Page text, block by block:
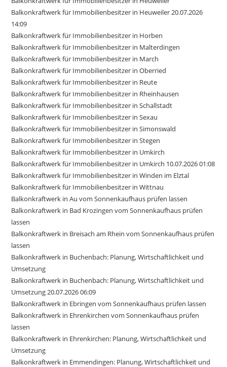
Balkonkraftwerk für Immobilienbesitzer in Heuweiler 20.07.2026
14:09
Balkonkraftwerk für Immobilienbesitzer in Horben
Balkonkraftwerk für Immobilienbesitzer in Malterdingen
Balkonkraftwerk für Immobilienbesitzer in March
Balkonkraftwerk für Immobilienbesitzer in Oberried
Balkonkraftwerk für Immobilienbesitzer in Reute
Balkonkraftwerk für Immobilienbesitzer in Rheinhausen
Balkonkraftwerk für Immobilienbesitzer in Schallstadt
Balkonkraftwerk für Immobilienbesitzer in Sexau
Balkonkraftwerk für Immobilienbesitzer in Simonswald
Balkonkraftwerk für Immobilienbesitzer in Stegen
Balkonkraftwerk für Immobilienbesitzer in Umkirch
Balkonkraftwerk für Immobilienbesitzer in Umkirch 10.07.2026 01:08
Balkonkraftwerk für Immobilienbesitzer in Winden im Elztal
Balkonkraftwerk für Immobilienbesitzer in Wittnau
Balkonkraftwerk in Au vom Sonnenkaufhaus prüfen lassen
Balkonkraftwerk in Bad Krozingen vom Sonnenkaufhaus prüfen
lassen
Balkonkraftwerk in Breisach am Rhein vom Sonnenkaufhaus prüfen
lassen
Balkonkraftwerk in Buchenbach: Planung, Wirtschaftlichkeit und
Umsetzung
Balkonkraftwerk in Buchenbach: Planung, Wirtschaftlichkeit und
Umsetzung 20.07.2026 06:09
Balkonkraftwerk in Ebringen vom Sonnenkaufhaus prüfen lassen
Balkonkraftwerk in Ehrenkirchen vom Sonnenkaufhaus prüfen
lassen
Balkonkraftwerk in Ehrenkirchen: Planung, Wirtschaftlichkeit und
Umsetzung
Balkonkraftwerk in Emmendingen: Planung, Wirtschaftlichkeit und